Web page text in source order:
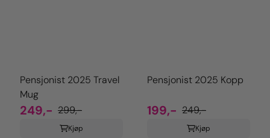
Pensjonist 2025 Travel
Mug
249,- 299,-
Kjøp
Pensjonist 2025 Kopp
199,- 249,-
Kjøp